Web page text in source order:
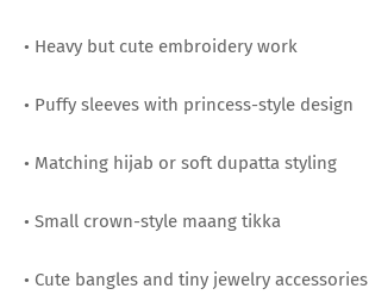
• Heavy but cute embroidery work
• Puffy sleeves with princess-style design
• Matching hijab or soft dupatta styling
• Small crown-style maang tikka
• Cute bangles and tiny jewelry accessories